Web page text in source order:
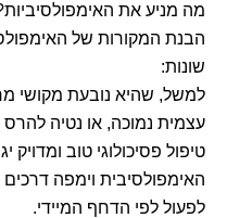
מה מניע את
הבנת המקורות של
שונות:
עצמית נמוכה, או נטיה להרס
טיפול פסיכולוגי טוב
האימפולסיבית וימפה
לפעול לפי הדחף המיידי.